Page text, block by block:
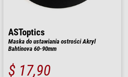
ASToptics
Maska do ustawiania ostrości Akryl
Bahtinova 60-90mm
$ 17,90